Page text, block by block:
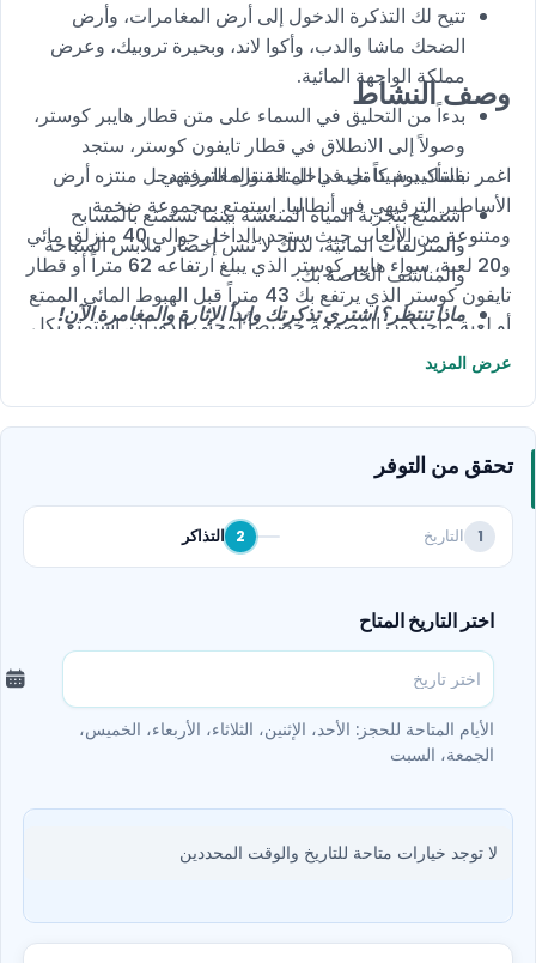
تتيح لك التذكرة الدخول إلى أرض المغامرات، وأرض
الضحك ماشا والدب، وأكوا لاند، وبحيرة تروبيك، وعرض
مملكة الواجهة المائية.
بدءاً من التحليق في السماء على متن قطار هايبر كوستر،
وصولاً إلى الانطلاق في قطار تايفون كوستر، ستجد
بالتأكيد شيئاً تحبه داخل المنتزه الترفيهي.
استمتع بتجربة المياه المنعشة بينما تستمتع بالمسابح
والمنزلقات المائية، لذلك لا تنس إحضار ملابس السباحة
والمناشف الخاصة بك.
ماذا تنتظر؟ اشتري تذكرتك وابدأ الإثارة والمغامرة الآن!
وصف النشاط
اغمر نفسك يوم كامل في المتعة والمغامرة دحل منتزه أرض
الأساطير الترفيهي في أنطاليا. استمتع بمجموعة ضخمة
ومتنوعة من الألعاب حيث ستجد بالداخل حوالي 40 منزلق مائي
و20 لعبة، سواء هايبر كوستر الذي يبلغ ارتفاعه 62 متراً أو قطار
تايفون كوستر الذي يرتفع بك 43 متراً قبل الهبوط المائي الممتع
أو لعبة ماجيكون المصممة خصيصاً لمحبي الدوران. استمتع بكل
هذه الألعاب داخل أرض المغامرات، وأرض الضحك ماشا والدب،
عرض المزيد
تحقق من التوفر
1 التاريخ 2 التذاكر
اختر التاريخ المتاح
الأيام المتاحة للحجز: الأحد، الإثنين، الثلاثاء، الأربعاء، الخميس،
الجمعة، السبت
لا توجد خيارات متاحة للتاريخ والوقت المحددين